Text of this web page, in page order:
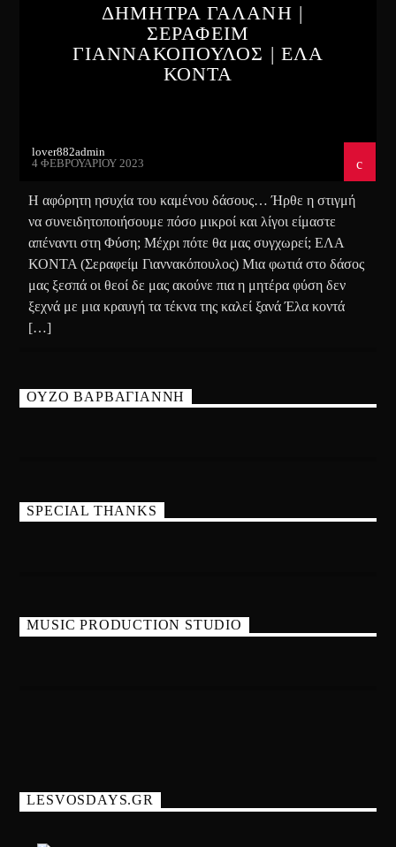
ΔΗΜΗΤΡΑ ΓΑΛΑΝΗ |
ΣΕΡΑΦΕΙΜ
ΓΙΑΝΝΑΚΟΠΟΥΛΟΣ | ΕΛΑ
ΚΟΝΤΑ
lover882admin
4 ΦΕΒΡΟΥΑΡΊΟΥ 2023
Η αφόρητη ησυχία του καμένου δάσους… Ήρθε η στιγμή
να συνειδητοποιήσουμε πόσο μικροί και λίγοι είμαστε
απέναντι στη Φύση; Μέχρι πότε θα μας συγχωρεί; ΕΛΑ
ΚΟΝΤΑ (Σεραφείμ Γιαννακόπουλος) Μια φωτιά στο δάσος
μας ξεσπά οι θεοί δε μας ακούνε πια η μητέρα φύση δεν
ξεχνά με μια κραυγή τα τέκνα της καλεί ξανά Έλα κοντά
[…]
ΟΥΖΟ ΒΑΡΒΑΓΙΑΝΝΗ
SPECIAL THANKS
MUSIC PRODUCTION STUDIO
LESVOSDAYS.GR